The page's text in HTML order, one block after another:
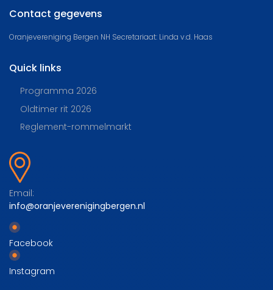
Contact gegevens
Oranjevereniging Bergen NH Secretariaat: Linda v.d. Haas
Quick links
Programma 2026
Oldtimer rit 2026
Reglement-rommelmarkt
Email:
info@oranjeverenigingbergen.nl
Facebook
Instagram